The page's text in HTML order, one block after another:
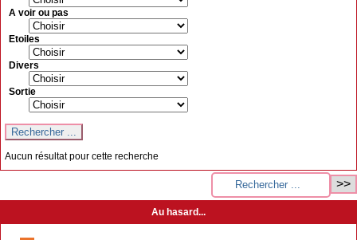
A voir ou pas
Etoiles
Divers
Sortie
Aucun résultat pour cette recherche
Au hasard...